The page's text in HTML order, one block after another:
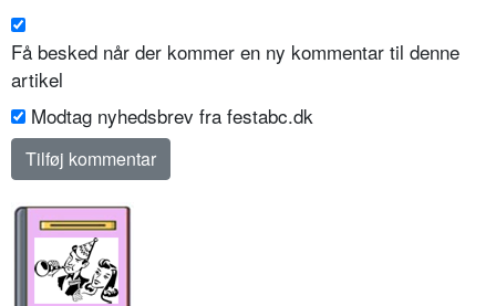
Få besked når der kommer en ny kommentar til denne
artikel
Modtag nyhedsbrev fra festabc.dk